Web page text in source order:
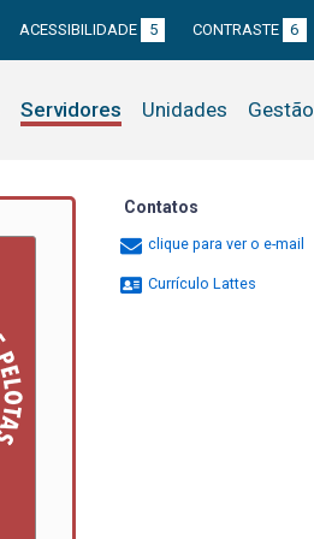
ACESSIBILIDADE 5 CONTRASTE 6
Servidores Unidades Gestão
Contatos
clique para ver o e-mail
Currículo Lattes